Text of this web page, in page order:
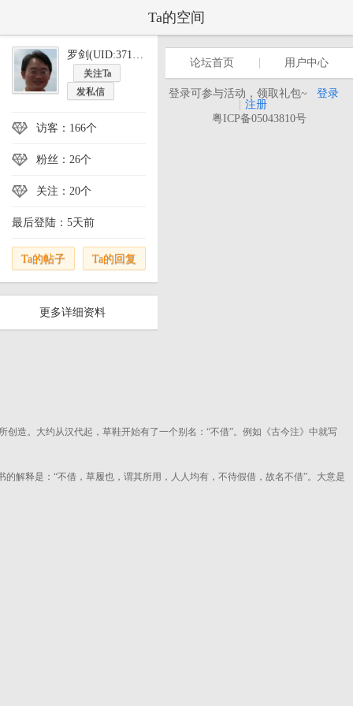
Ta的空间
罗剑(UID:371583)
关注Ta
发私信
访客：166个
粉丝：26个
关注：20个
最后登陆：5天前
Ta的帖子 Ta的回复
更多详细资料
造。大约从汉代起，草鞋开始有了一个别名：“不借”。例如《古今注》中就写
解释是：“不借，草履也，谓其所用，人人均有，不待假借，故名不借”。大意是
论坛首页 用户中心
登录可参与活动，领取礼包~
登录
注册
粤ICP备05043810号